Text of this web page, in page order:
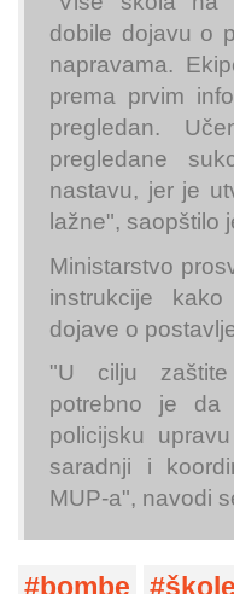
dobile dojavu o
napravama.
prema prvim
pregledan.
pregledane
nastavu, jer je
lažne", saopštilo
Ministarstvo
instrukcije
dojave o
"U cilju
potrebno je da
policijsku
saradnji i
MUP-a", navodi
bombe škole